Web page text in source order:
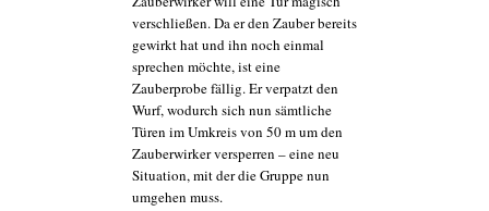
verschließen. Da er den Zauber bereits
gewirkt hat und ihn noch einmal
sprechen möchte, ist eine
Zauberprobe fällig. Er verpatzt den
Wurf, wodurch sich nun sämtliche
Türen im Umkreis von 50 m um den
Zauberwirker versperren – eine neu
Situation, mit der die Gruppe nun
umgehen muss.